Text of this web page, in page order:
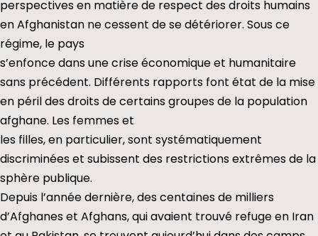
perspectives en matière de respect des droits humains
en Afghanistan ne cessent de se détériorer. Sous ce
régime, le pays
s’enfonce dans une crise économique et humanitaire
sans précédent. Différents rapports font état de la mise
en péril des droits de certains groupes de la population
afghane. Les femmes et
les filles, en particulier, sont systématiquement
discriminées et subissent des restrictions extrêmes de la
sphère publique.
Depuis l’année dernière, des centaines de milliers
d’Afghanes et Afghans, qui avaient trouvé refuge en Iran